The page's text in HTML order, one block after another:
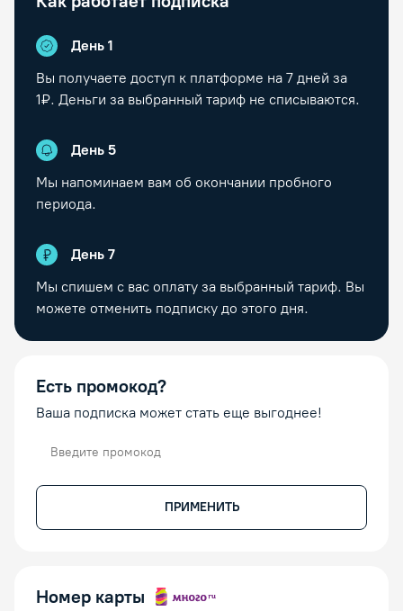
День 1
Вы получаете доступ к платформе на 7 дней за
1₽. Деньги за выбранный тариф не списываются.
День 5
Мы напоминаем вам об окончании пробного
периода.
День 7
Мы спишем с вас оплату за выбранный тариф. Вы
можете отменить подписку до этого дня.
Есть промокод?
Ваша подписка может стать еще выгоднее!
ПРИМЕНИТЬ
Номер карты